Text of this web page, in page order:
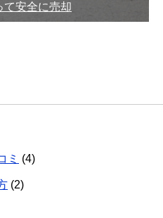
て安全に売却
ミ (4)
(2)